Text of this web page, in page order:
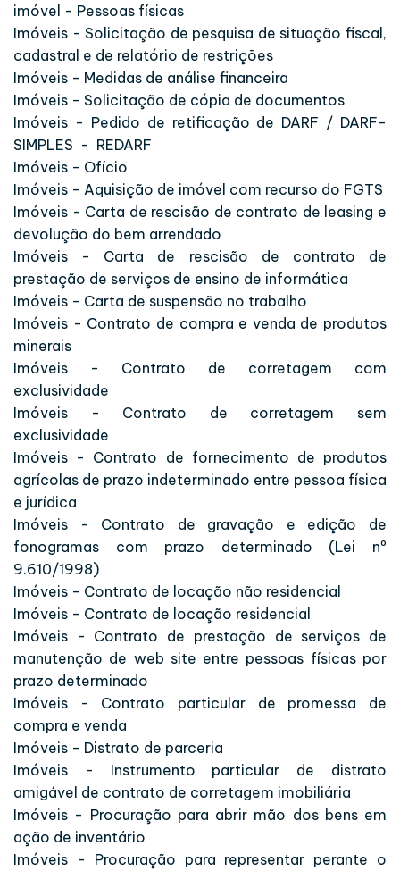
imóvel - Pessoas físicas
Imóveis - Solicitação de pesquisa de situação fiscal,
cadastral e de relatório de restrições
Imóveis - Medidas de análise financeira
Imóveis - Solicitação de cópia de documentos
Imóveis - Pedido de retificação de DARF / DARF-
SIMPLES - REDARF
Imóveis - Ofício
Imóveis - Aquisição de imóvel com recurso do FGTS
Imóveis - Carta de rescisão de contrato de leasing e
devolução do bem arrendado
Imóveis - Carta de rescisão de contrato de
prestação de serviços de ensino de informática
Imóveis - Carta de suspensão no trabalho
Imóveis - Contrato de compra e venda de produtos
minerais
Imóveis - Contrato de corretagem com
exclusividade
Imóveis - Contrato de corretagem sem
exclusividade
Imóveis - Contrato de fornecimento de produtos
agrícolas de prazo indeterminado entre pessoa física
e jurídica
Imóveis - Contrato de gravação e edição de
fonogramas com prazo determinado (Lei nº
9.610/1998)
Imóveis - Contrato de locação não residencial
Imóveis - Contrato de locação residencial
Imóveis - Contrato de prestação de serviços de
manutenção de web site entre pessoas físicas por
prazo determinado
Imóveis - Contrato particular de promessa de
compra e venda
Imóveis - Distrato de parceria
Imóveis - Instrumento particular de distrato
amigável de contrato de corretagem imobiliária
Imóveis - Procuração para abrir mão dos bens em
ação de inventário
Imóveis - Procuração para representar perante o